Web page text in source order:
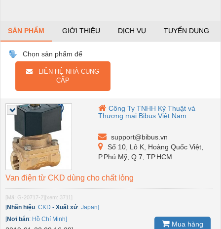
SẢN PHẨM GIỚI THIỆU DỊCH VỤ TUYỂN DỤNG
Chọn sản phẩm để
LIÊN HỆ NHÀ CUNG
CẤP
Công Ty TNHH Kỹ Thuật và
Thương mại Bibus Việt Nam
support@bibus.vn
Số 10, Lô K, Hoàng Quốc Việt,
P.Phú Mỹ, Q.7, TP.HCM
Van điện từ CKD dùng cho chất lỏng
[Mã: G-20717-2][xem: 3711]
[Nhãn hiệu: CKD - Xuất xứ: Japan]
[Nơi bán: Hồ Chí Minh]
Mua hàng